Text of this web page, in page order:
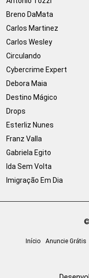
Breno DaMata
Carlos Martinez
Carlos Wesley
Circulando
Cybercrime Expert
Debora Maia
Destino Mágico
Drops
Esterliz Nunes
Franz Valla
Gabriela Egito
Ida Sem Volta
Imigração Em Dia
Início Anuncie Grátis